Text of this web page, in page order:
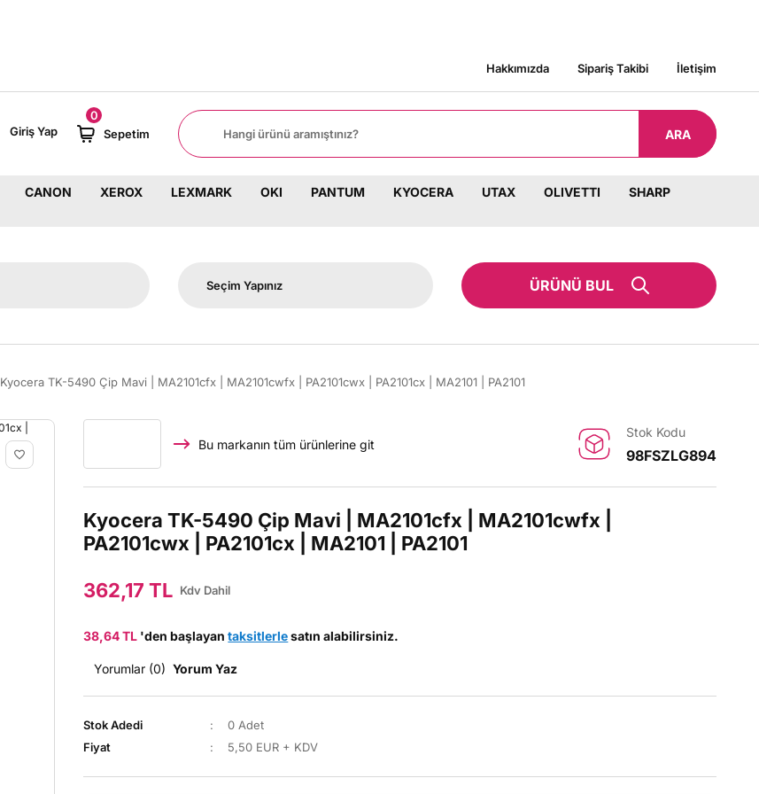
Hakkımızda Sipariş Takibi İletişim
ARA
Giriş Yap Sepetim
0
CANON XEROX LEXMARK OKI PANTUM KYOCERA UTAX OLIVETTI
SHARP
ÜRÜNÜ BUL
Kyocera TK-5490 Çip Mavi | MA2101cfx | MA2101cwfx | PA2101cwx | PA2101cx | MA2101 | PA2101
Bu markanın tüm ürünlerine git
Stok Kodu
98FSZLG894
Kyocera TK-5490 Çip Mavi | MA2101cfx | MA2101cwfx |
PA2101cwx | PA2101cx | MA2101 | PA2101
362,17 TL Kdv Dahil
38,64 TL 'den başlayan taksitlerlesatın alabilirsiniz.
Yorumlar (0) Yorum Yaz
Stok Adedi
0 Adet
Fiyat
5,50 EUR + KDV